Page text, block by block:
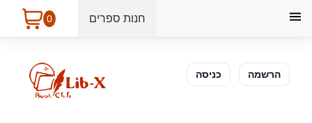
0 חנות ספרים
כניסה הרשמה